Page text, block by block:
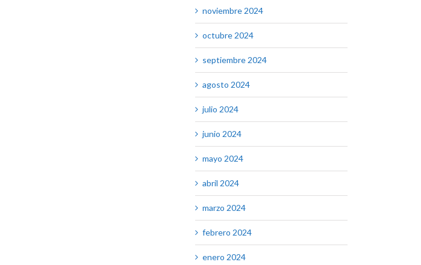
noviembre 2024
octubre 2024
septiembre 2024
agosto 2024
julio 2024
junio 2024
mayo 2024
abril 2024
marzo 2024
febrero 2024
enero 2024